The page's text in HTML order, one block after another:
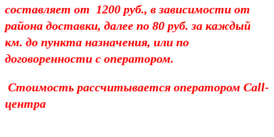
составляет от 1200 руб., в зависимости от
района доставки, далее по 80 руб. за каждый
км. до пункта назначения, или по
договоренности с оператором.
Стоимость рассчитывается оператором Call-
центра